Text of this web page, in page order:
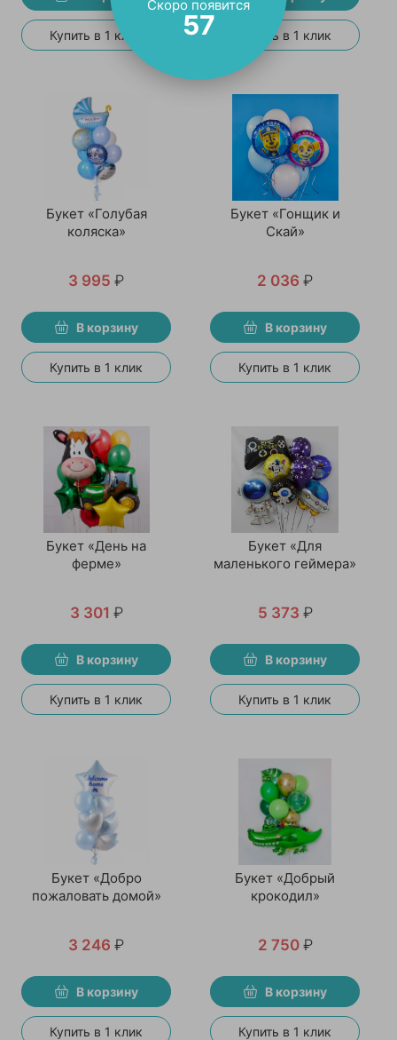
Купить в 1 клик Купить в 1 клик
Букет «Голубая
коляска»
3 995 ₽
В корзину
Купить в 1 клик
Букет «Гонщик и
Скай»
2 036 ₽
В корзину
Купить в 1 клик
Букет «День на
ферме»
3 301 ₽
В корзину
Купить в 1 клик
Букет «Для
маленького геймера»
5 373 ₽
В корзину
Купить в 1 клик
Букет «Добро
пожаловать домой»
3 246 ₽
В корзину
Купить в 1 клик
Букет «Добрый
крокодил»
2 750 ₽
В корзину
Купить в 1 клик
Скоро появится
56